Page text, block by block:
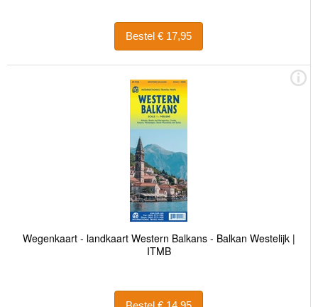
Bestel € 17,95
Wegenkaart - landkaart Western Balkans - Balkan Westelijk |
ITMB